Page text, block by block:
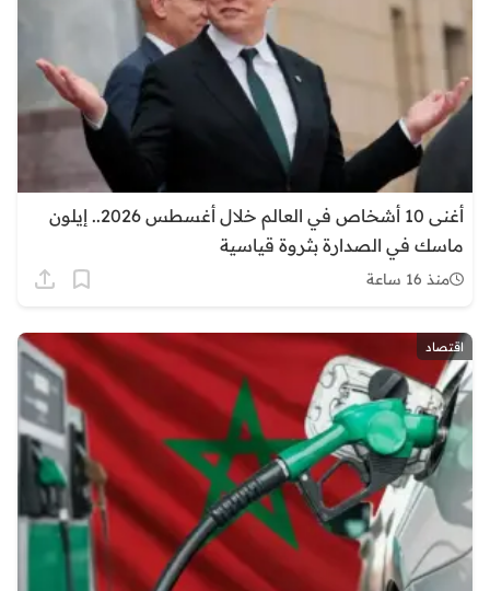
أغنى 10 أشخاص في العالم خلال أغسطس 2026.. إيلون
ماسك في الصدارة بثروة قياسية
منذ 16 ساعة
اقتصاد